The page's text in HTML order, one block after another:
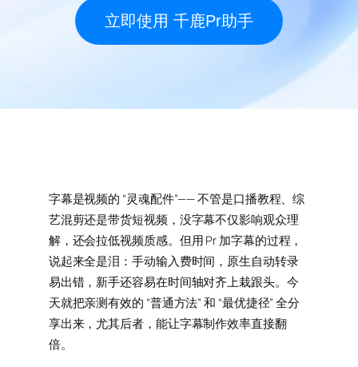
立即使用 千鹿Pr助手
字幕是视频的 “灵魂配件”—— 不管是口播教程、综
艺混剪还是带货短视频，没字幕不仅影响观众理
解，还会拉低视频质感。但用 Pr 加字幕的过程，
说起来全是泪：手动输入费时间，原生自动转录
易出错，新手还容易在时间轴对齐上栽跟头。今
天就把亲测有效的 “普通方法” 和 “最优捷径” 全分
享出来，尤其后者，能让字幕制作效率直接翻
倍。